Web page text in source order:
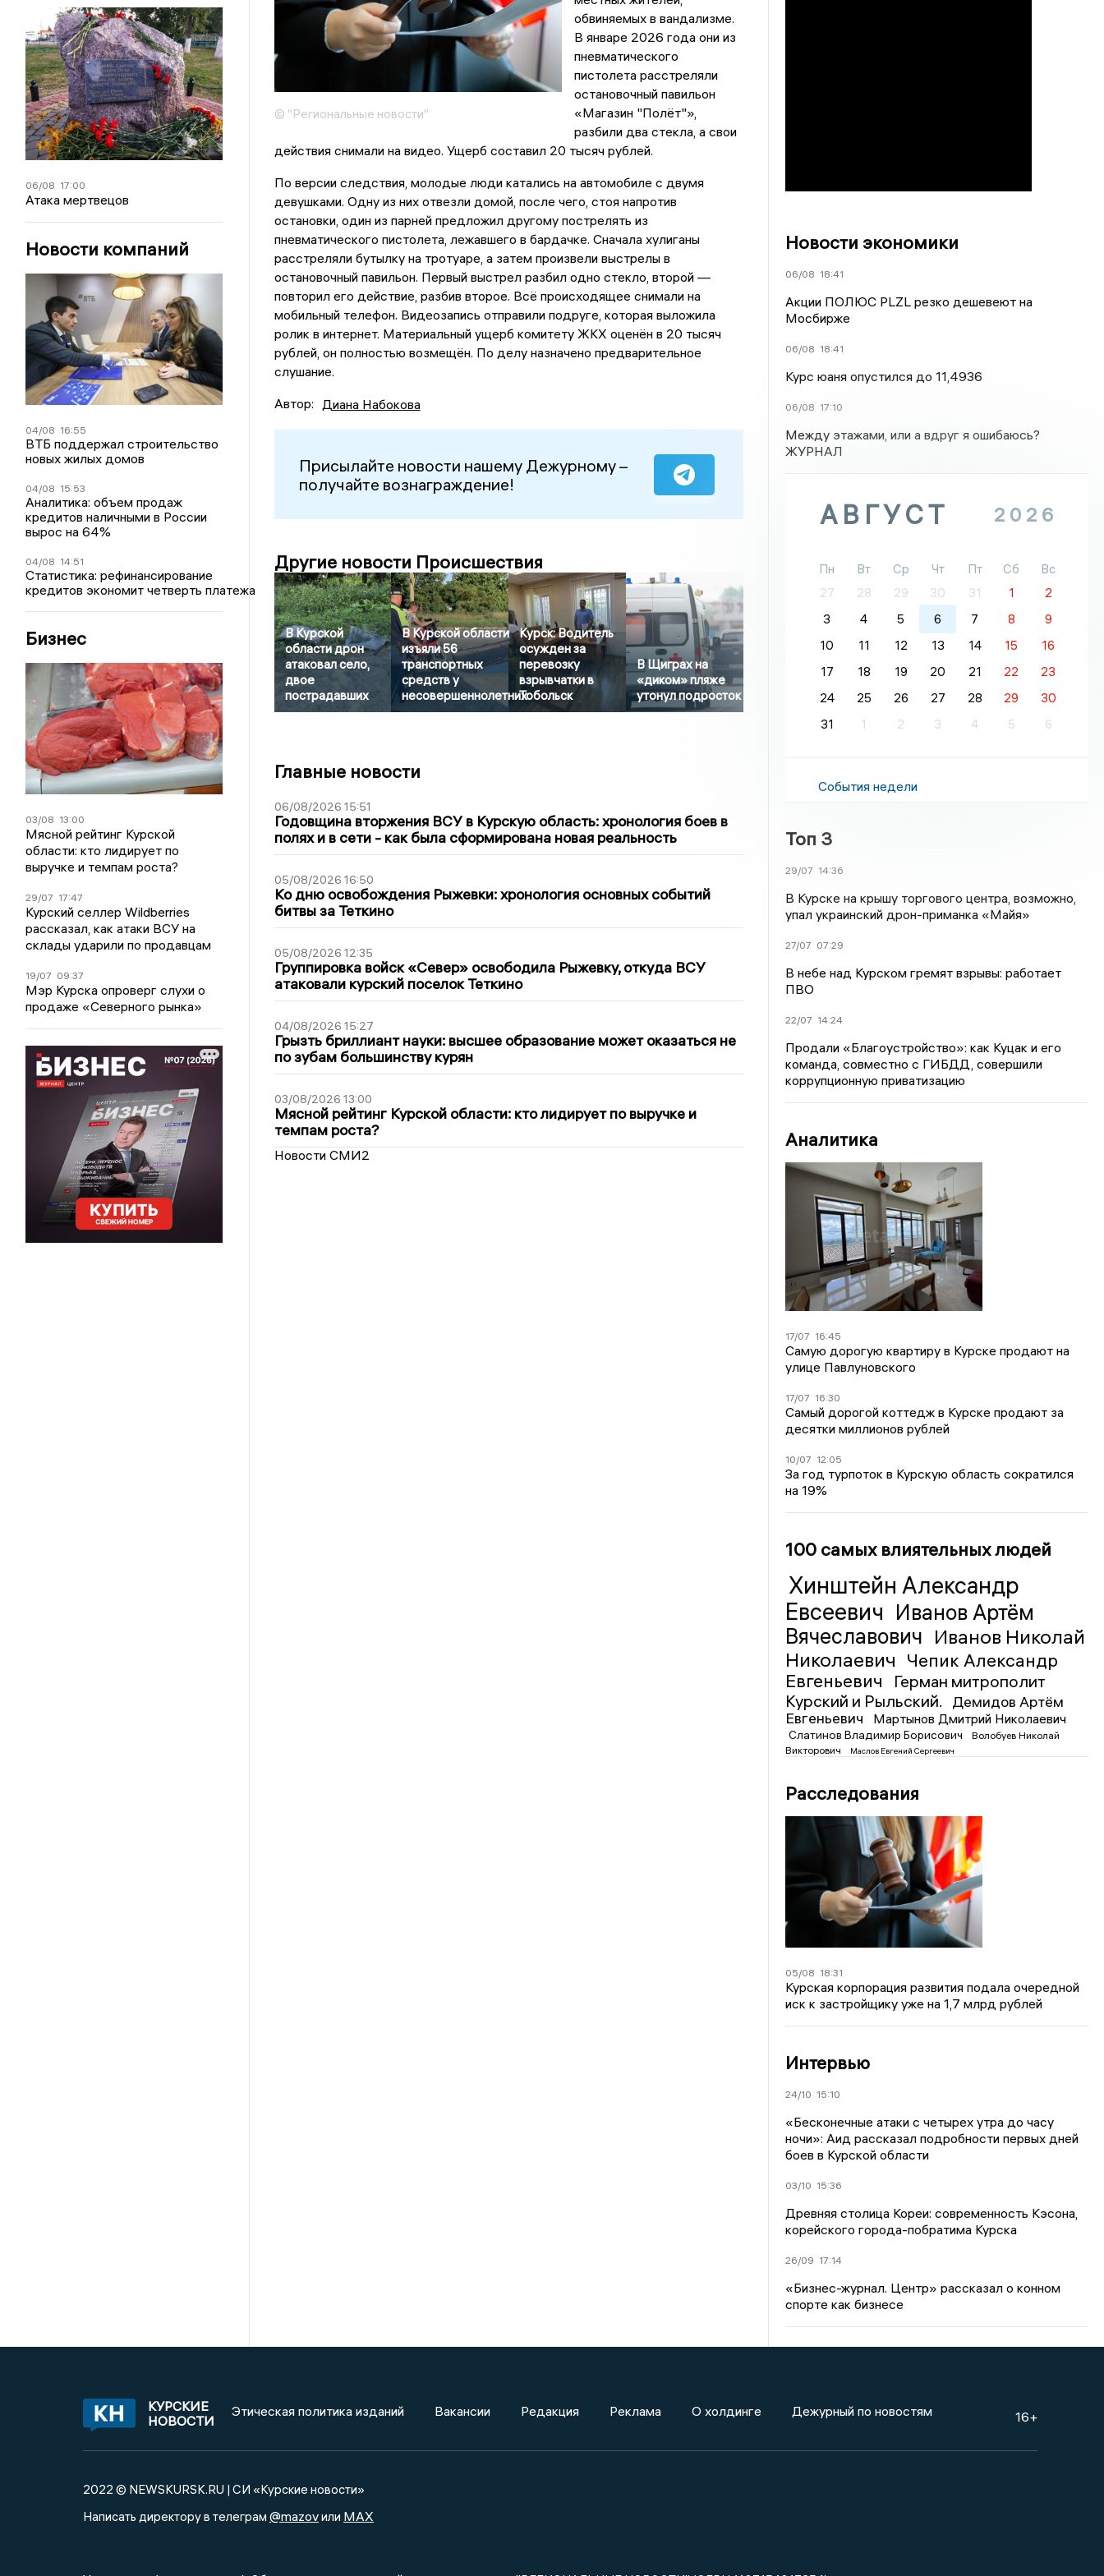
06/08 17:00
Атака мертвецов
Новости компаний
04/08 16:55
ВТБ поддержал строительство
новых жилых домов
04/08 15:53
Аналитика: объем продаж
кредитов наличными в России
вырос на 64%
04/08 14:51
Статистика: рефинансирование
кредитов экономит четверть платежа
Бизнес
03/08 13:00
Мясной рейтинг Курской
области: кто лидирует по
выручке и темпам роста?
29/07 17:47
Курский селлер Wildberries
рассказал, как атаки ВСУ на
склады ударили по продавцам
19/07 09:37
Мэр Курска опроверг слухи о
продаже «Северного рынка»
© "Региональные новости"
обвиняемых в вандализме.
В январе 2026 года они из
пневматического
пистолета расстреляли
остановочный павильон
«Магазин "Полёт"»,
разбили два стекла, а свои
действия снимали на видео. Ущерб составил 20 тысяч рублей.
По версии следствия, молодые люди катались на автомобиле с двумя
девушками. Одну из них отвезли домой, после чего, стоя напротив
остановки, один из парней предложил другому пострелять из
пневматического пистолета, лежавшего в бардачке. Сначала хулиганы
расстреляли бутылку на тротуаре, а затем произвели выстрелы в
остановочный павильон. Первый выстрел разбил одно стекло, второй —
повторил его действие, разбив второе. Всё происходящее снимали на
мобильный телефон. Видеозапись отправили подруге, которая выложила
ролик в интернет. Материальный ущерб комитету ЖКХ оценён в 20 тысяч
рублей, он полностью возмещён. По делу назначено предварительное
слушание.
Автор: Диана Набокова
Присылайте новости нашему Дежурному –
получайте вознаграждение!
Другие новости Происшествия
В Курской
области дрон
атаковал село,
двое
пострадавших
В Курской области
изъяли 56
транспортных
средств у
несовершеннолетних
Курск: Водитель
осужден за
перевозку
взрывчатки в
Тобольск
В Щиграх на
«диком» пляже
утонул подросток
Главные новости
06/08/2026 15:51
Годовщина вторжения ВСУ в Курскую область: хронология боев в
полях и в сети - как была сформирована новая реальность
05/08/2026 16:50
Ко дню освобождения Рыжевки: хронология основных событий
битвы за Теткино
05/08/2026 12:35
Группировка войск «Север» освободила Рыжевку, откуда ВСУ
атаковали курский поселок Теткино
04/08/2026 15:27
Грызть бриллиант науки: высшее образование может оказаться не
по зубам большинству курян
03/08/2026 13:00
Мясной рейтинг Курской области: кто лидирует по выручке и
темпам роста?
Новости СМИ2
Новости экономики
06/08 18:41
Акции ПОЛЮС PLZL резко дешевеют на
Мосбирже
06/08 18:41
Курс юаня опустился до 11,4936
06/08 17:10
Между этажами, или а вдруг я ошибаюсь?
ЖУРНАЛ
АВГУСТ 2026
Пн Вт Ср Чт Пт Сб
Вс
27
28 29 30 31 1
2
3
4 5 6 7 8
9
10
11 12 13 14 15
16
17
18 19 20 21 22
23
24
25 26 27 28 29
30
31
1 2 3 4 5 6
События недели
Топ 3
29/07 14:36
В Курске на крышу торгового центра, возможно,
упал украинский дрон-приманка «Майя»
27/07 07:29
В небе над Курском гремят взрывы: работает
ПВО
22/07 14:24
Продали «Благоустройство»: как Куцак и его
команда, совместно с ГИБДД, совершили
коррупционную приватизацию
Аналитика
17/07 16:45
Самую дорогую квартиру в Курске продают на
улице Павлуновского
17/07 16:30
Самый дорогой коттедж в Курске продают за
десятки миллионов рублей
10/07 12:05
За год турпоток в Курскую область сократился
на 19%
100 самых влиятельных людей
Хинштейн Александр
Евсеевич Иванов Артём
Вячеславович Иванов Николай
Николаевич Чепик Александр
Евгеньевич
Герман митрополит
Курский и Рыльский.
Демидов Артём
Евгеньевич
Мартынов Дмитрий Николаевич
Слатинов Владимир Борисович
Волобуев Николай
Викторович
Маслов Евгений Сергеевич
Расследования
05/08 18:31
Курская корпорация развития подала очередной
иск к застройщику уже на 1,7 млрд рублей
Интервью
24/10 15:10
«Бесконечные атаки с четырех утра до часу
ночи»: Аид рассказал подробности первых дней
боев в Курской области
03/10 15:36
Древняя столица Кореи: современность Кэсона,
корейского города-побратима Курска
26/09 17:14
«Бизнес-журнал. Центр» рассказал о конном
спорте как бизнесе
КУРСКИЕ
НОВОСТИ
Этическая политика изданий Вакансии Редакция Реклама О холдинге Дежурный по новостям 16+
2022 © NEWSKURSK.RU | СИ «Курские новости»
Написать директору в телеграм @mazovили MAX